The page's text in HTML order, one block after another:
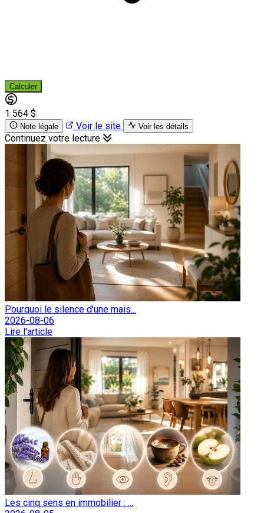
Calculer
1 564 $
Note légale Voir le site Voir les détails
Continuez votre lecture
Pourquoi le silence d'une mais...
2026-08-06
Lire l'article
Les cinq sens en immobilier : ...